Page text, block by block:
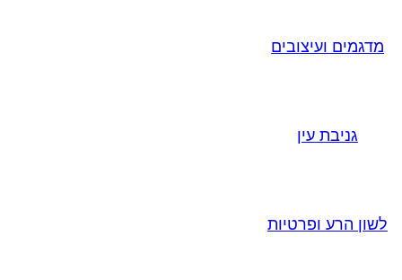
מדגמים ועיצובים
גניבת עין
לשון הרע ופרטיות